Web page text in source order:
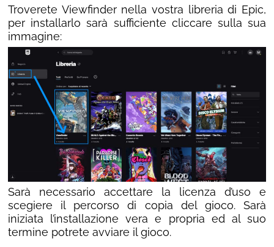
Troverete Viewfinder nella vostra libreria di Epic,
per installarlo sarà sufficiente cliccare sulla sua
immagine:
Sarà necessario accettare la licenza d’uso e
scegiere il percorso di copia del gioco. Sarà
iniziata l’installazione vera e propria ed al suo
termine potrete avviare il gioco.